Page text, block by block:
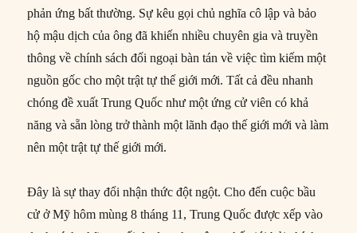
phản ứng bất thường. Sự kêu gọi chủ nghĩa cô lập và bảo
hộ mậu dịch của ông đã khiến nhiều chuyên gia và truyền
thông về chính sách đối ngoại bàn tán về việc tìm kiếm một
nguồn gốc cho một trật tự thế giới mới. Tất cả đều nhanh
chóng đề xuất Trung Quốc như một ứng cử viên có khả
năng và sẵn lòng trở thành một lãnh đạo thế giới mới và làm
nên một trật tự thế giới mới.
Đây là sự thay đổi nhận thức đột ngột. Cho đến cuộc bầu
cử ở Mỹ hôm mùng 8 tháng 11, Trung Quốc được xếp vào